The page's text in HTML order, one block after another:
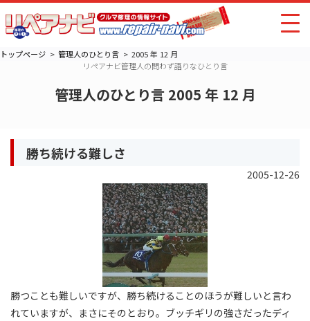
トップページ 管理人のひとり言
2005 年 12 月
リペアナビ管理人の問わず語りなひとり言
管理人のひとり言 2005 年 12 月
勝ち続ける難しさ
2005-12-26
勝つことも難しいですが、勝ち続けることのほうが難しいと言わ
れていますが、まさにそのとおり。ブッチギリの強さだったディ